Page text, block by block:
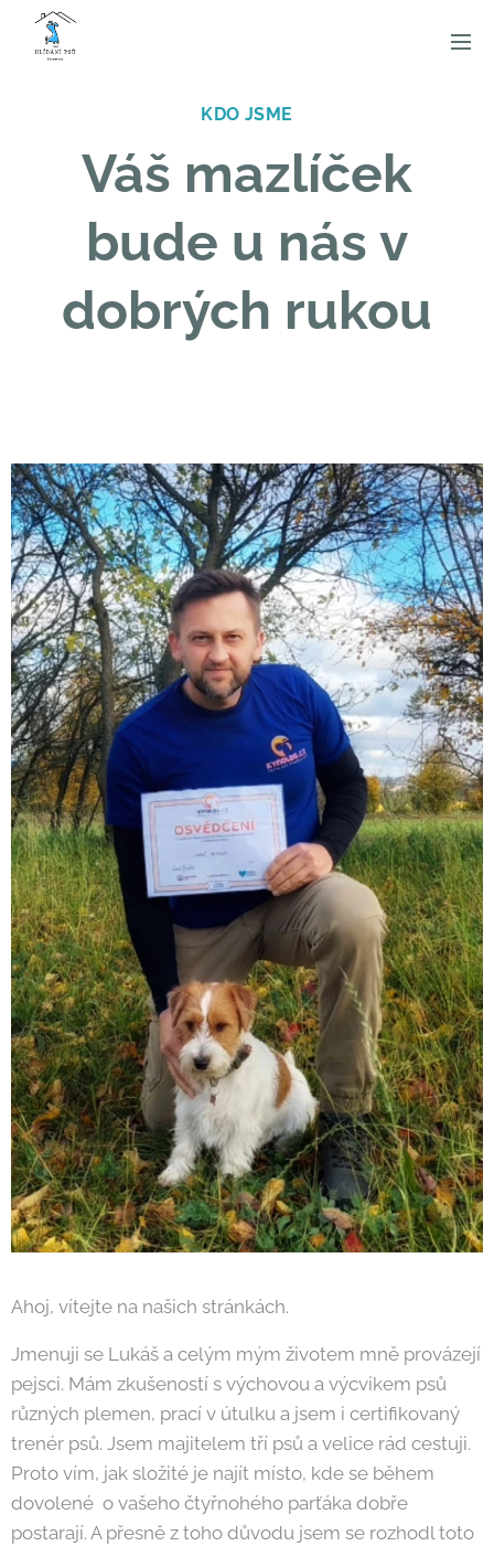
KDO JSME
Váš mazlíček
bude u nás v
dobrých rukou
Ahoj, vítejte na našich stránkách.
Jmenuji se Lukáš a celým mým životem mně provázejí
pejsci. Mám zkušeností s výchovou a výcvikem psů
různých plemen, prací v útulku a jsem i certifikovaný
trenér psů. Jsem majitelem tří psů a velice rád cestuji.
Proto vím, jak složité je najít místo, kde se během
dovolené o vašeho čtyřnohého parťáka dobře
postarají. A přesně z toho důvodu jsem se rozhodl toto